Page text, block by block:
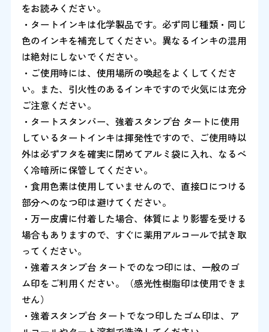
をお読みください。
・タートインキは化学製品です。必ず同じ種類・同じ
色のインキを補充してください。異なるインキの混用
は絶対にしないでください。
・ご使用時には、使用場所の喚起をよくしてくださ
い。また、引火性のあるインキですので火気には充分
ご注意ください。
・タートスタンパー、強着スタンプ台 タートに使用
しているタートインキは揮発性ですので、ご使用時以
外は必ずフタを確実に閉めてアルミ袋に入れ、なるべ
く冷暗所に保管してください。
・食用色素は使用していませんので、直接口につける
部分へのなつ印は避けてください。
・万一皮膚に付着した場合、体質により影響を受ける
場合もありますので、すぐに薬用アルコールで拭き取
ってください。
・強着スタンプ台 タートでのなつ印には、一般のゴ
ム印をご利用ください。（感光性樹脂印は使用できま
せん）
・強着スタンプ台 タートでなつ印したゴム印は、ア